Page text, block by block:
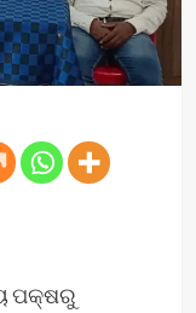
ପକ୍ଷରୁ